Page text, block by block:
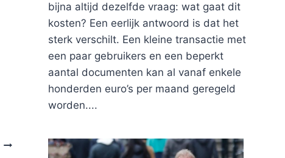
bijna altijd dezelfde vraag: wat gaat dit
kosten? Een eerlijk antwoord is dat het
sterk verschilt. Een kleine transactie met
een paar gebruikers en een beperkt
aantal documenten kan al vanaf enkele
honderden euro’s per maand geregeld
worden....